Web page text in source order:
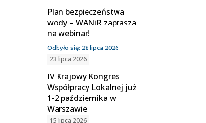
Plan bezpieczeństwa
wody – WANiR zaprasza
na webinar!
Odbyło się: 28 lipca 2026
23 lipca 2026
IV Krajowy Kongres
Współpracy Lokalnej już
1-2 października w
Warszawie!
15 lipca 2026